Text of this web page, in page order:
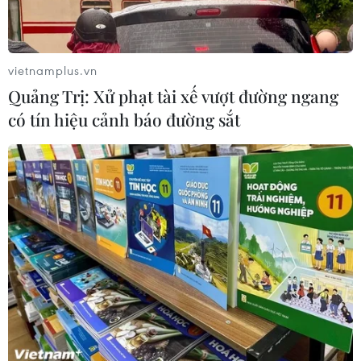
Tổng Biên tập: TRẦN TIẾN DUẨN
Phó Tổng Biên tập: NGUYỄN THỊ TÁM, KHÚC THANH
Sở hữu trí tuệ
Quy định sử dụng
Ngôn ngữ
TTXVN
Dịch vụ tin
Quảng cáo
Liên hệ
Giấy phép số: 1374/GP-BTTTT do Bộ Thông tin và Truyền thông
cấp ngày 11/9/2008.
Quảng cáo: Phó TBT Nguyễn Thị Tám: 093.5958688, Email:
vietnamplus.vn
Quảng Trị: Xử phạt tài xế vượt đường ngang
có tín hiệu cảnh báo đường sắt